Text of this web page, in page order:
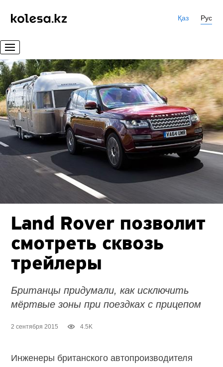
Қаз Рус
Land Rover позволит
смотреть сквозь
трейлеры
Британцы придумали, как исключить
мёртвые зоны при поездках с прицепом
2 сентября 2015 4.5K
Инженеры британского автопроизводителя